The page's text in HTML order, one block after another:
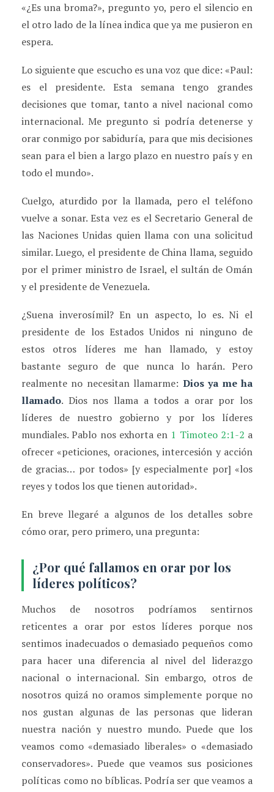
«¿Es una broma?», pregunto yo, pero el silencio en
el otro lado de la línea indica que ya me pusieron en
espera.
Lo siguiente que escucho es una voz que dice: «Paul:
es el presidente. Esta semana tengo grandes
decisiones que tomar, tanto a nivel nacional como
internacional. Me pregunto si podría detenerse y
orar conmigo por sabiduría, para que mis decisiones
sean para el bien a largo plazo en nuestro país y en
todo el mundo».
Cuelgo, aturdido por la llamada, pero el teléfono
vuelve a sonar. Esta vez es el Secretario General de
las Naciones Unidas quien llama con una solicitud
similar. Luego, el presidente de China llama, seguido
por el primer ministro de Israel, el sultán de Omán
y el presidente de Venezuela.
¿Suena inverosímil? En un aspecto, lo es. Ni el
presidente de los Estados Unidos ni ninguno de
estos otros líderes me han llamado, y estoy
bastante seguro de que nunca lo harán. Pero
realmente no necesitan llamarme: Dios ya me ha
llamado. Dios nos llama a todos a orar por los
líderes de nuestro gobierno y por los líderes
mundiales. Pablo nos exhorta en 1 Timoteo 2:1-2 a
ofrecer «peticiones, oraciones, intercesión y acción
de gracias… por todos» [y especialmente por] «los
reyes y todos los que tienen autoridad».
En breve llegaré a algunos de los detalles sobre
cómo orar, pero primero, una pregunta:
¿Por qué fallamos en orar por los
líderes políticos?
Muchos de nosotros podríamos sentirnos
reticentes a orar por estos líderes porque nos
sentimos inadecuados o demasiado pequeños como
para hacer una diferencia al nivel del liderazgo
nacional o internacional. Sin embargo, otros de
nosotros quizá no oramos simplemente porque no
nos gustan algunas de las personas que lideran
nuestra nación y nuestro mundo. Puede que los
veamos como «demasiado liberales» o «demasiado
conservadores». Puede que veamos sus posiciones
políticas como no bíblicas. Podría ser que veamos a